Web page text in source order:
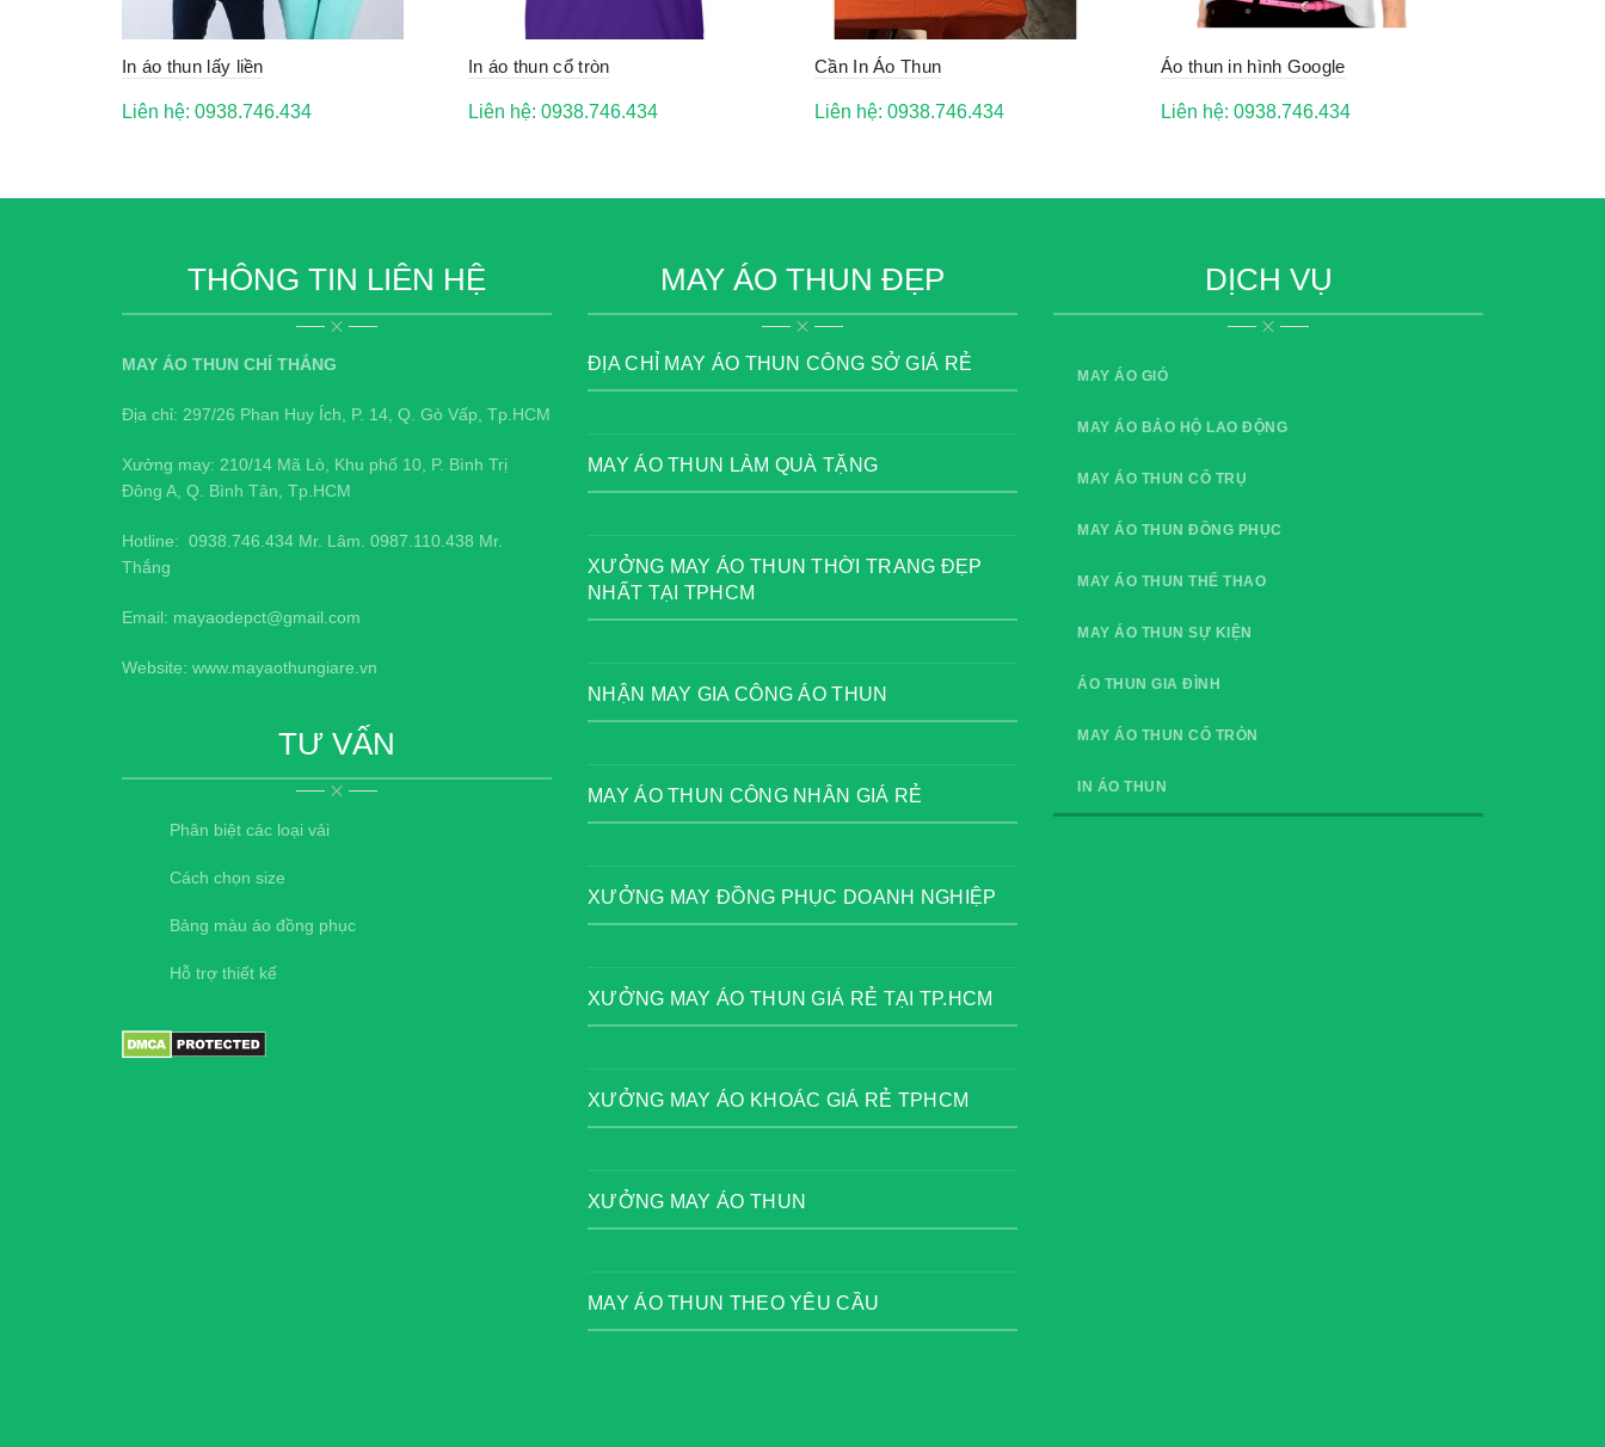
In áo thun lấy liền
Liên hệ: 0938.746.434
In áo thun cổ tròn
Liên hệ: 0938.746.434
Cần In Áo Thun
Liên hệ: 0938.746.434
Áo thun in hình Google
Liên hệ: 0938.746.434
THÔNG TIN LIÊN HỆ
MAY ÁO THUN CHÍ THẮNG
Địa chỉ: 297/26 Phan Huy Ích, P. 14, Q. Gò Vấp, Tp.HCM
Xưởng may: 210/14 Mã Lò, Khu phố 10, P. Bình Trị
Đông A, Q. Bình Tân, Tp.HCM
Hotline: 0938.746.434 Mr. Lâm. 0987.110.438 Mr.
Thắng
Email: mayaodepct@gmail.com
Website: www.mayaothungiare.vn
TƯ VẤN
Phân biệt các loại vải
Cách chọn size
Bảng màu áo đồng phục
Hỗ trợ thiết kế
MAY ÁO THUN ĐẸP
ĐỊA CHỈ MAY ÁO THUN CÔNG SỞ GIÁ RẺ
MAY ÁO THUN LÀM QUÀ TẶNG
XƯỞNG MAY ÁO THUN THỜI TRANG ĐẸP
NHẤT TẠI TPHCM
NHẬN MAY GIA CÔNG ÁO THUN
MAY ÁO THUN CÔNG NHÂN GIÁ RẺ
XƯỞNG MAY ĐỒNG PHỤC DOANH NGHIỆP
XƯỞNG MAY ÁO THUN GIÁ RẺ TẠI TP.HCM
XƯỞNG MAY ÁO KHOÁC GIÁ RẺ TPHCM
XƯỞNG MAY ÁO THUN
MAY ÁO THUN THEO YÊU CẦU
DỊCH VỤ
MAY ÁO GIÓ
MAY ÁO BẢO HỘ LAO ĐỘNG
MAY ÁO THUN CỔ TRỤ
MAY ÁO THUN ĐỒNG PHỤC
MAY ÁO THUN THỂ THAO
MAY ÁO THUN SỰ KIỆN
ÁO THUN GIA ĐÌNH
MAY ÁO THUN CỔ TRÒN
IN ÁO THUN